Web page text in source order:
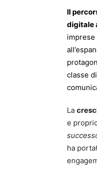
Il
digitale
classe
La
e
ha